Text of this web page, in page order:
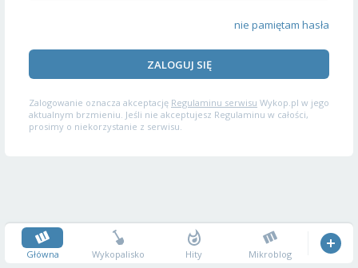
nie pamiętam hasła
ZALOGUJ SIĘ
Zalogowanie oznacza akceptację Regulaminu serwisu Wykop.pl w jego
aktualnym brzmieniu. Jeśli nie akceptujesz Regulaminu w całości,
prosimy o niekorzystanie z serwisu.
Główna Wykopalisko Hity Mikroblog